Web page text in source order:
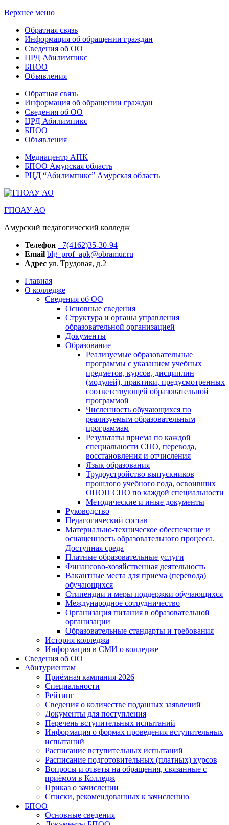
Верхнее меню
Обратная связь
Информация об обращении граждан
Сведения об ОО
ЦРД Абилимпикс
БПОО
Объявления
Обратная связь
Информация об обращении граждан
Сведения об ОО
ЦРД Абилимпикс
БПОО
Объявления
Медиацентр АПК
БПОО Амурская область
РЦД “Абилимпикс” Амурская область
ГПОАУ АО
Амурский педагогический колледж
Телефон +7(4162)35-30-94
Email blg_prof_apk@obramur.ru
Адрес ул. Трудовая, д.2
Главная
О колледже
Сведения об ОО
Основные сведения
Структура и органы управления
образовательной организацией
Документы
Образование
Реализуемые образовательные
программы с указанием учебных
предметов, курсов, дисциплин
(модулей), практики, предусмотренных
соответствующей образовательной
программой
Численность обучающихся по
реализуемым образовательным
программам
Результаты приема по каждой
специальности СПО, перевода,
восстановления и отчисления
Язык образования
Трудоустройство выпускников
прошлого учебного года, освоивших
ОПОП СПО по каждой специальности
Методические и иные документы
Руководство
Педагогический состав
Материально-техническое обеспечение и
оснащенность образовательного процесса.
Доступная среда
Платные образовательные услуги
Финансово-хозяйственная деятельность
Вакантные места для приема (перевода)
обучающихся
Стипендии и меры поддержки обучающихся
Международное сотрудничество
Организация питания в образовательной
организации
Образовательные стандарты и требования
История колледжа
Информация в СМИ о колледже
Сведения об ОО
Абитуриентам
Приёмная кампания 2026
Специальности
Рейтинг
Сведения о количестве поданных заявлений
Документы для поступления
Перечень вступительных испытаний
Информация о формах проведения вступительных
испытаний
Расписание вступительных испытаний
Расписание подготовительных (платных) курсов
Вопросы и ответы на обращения, связанные с
приёмом в Колледж
Приказ о зачислении
Списки, рекомендованных к зачислению
БПОО
Основные сведения